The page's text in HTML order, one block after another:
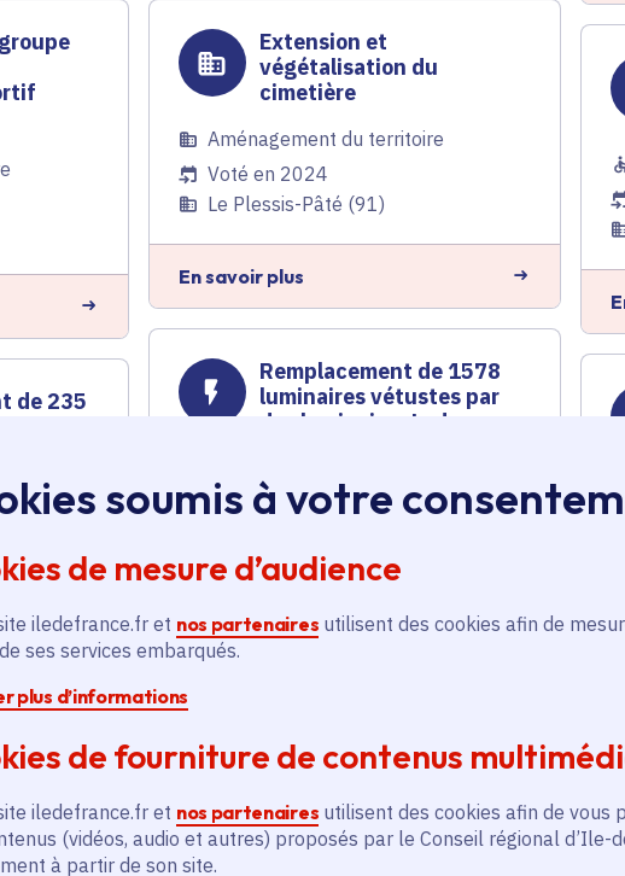
soumis à votre
de mesure d’audience
iledefrance.fr et nos partenaires utilisent des cookies afin de
ses services embarqués.
plus d’informations
de fourniture de contenus
iledefrance.fr et nos partenaires utilisent des cookies afin de vous
(vidéos, audio et autres) proposés par le Conseil régional d’Ile-
à partir de son site.
Extension et
végétalisation du
cimetière
Aménagement du territoire
Voté en 2024
Le Plessis-Pâté (91)
En savoir plus
de 235
,
Remplacement de 1578
luminaires vétustes par
des luminaires Led
Voté en 2023
communes
En savoir plus
,
friche d'anciennes serres
horticoles
Aménagement du territoire
Voté en 2023